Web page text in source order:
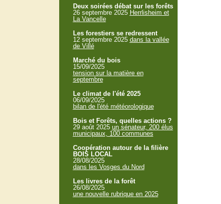
Deux soirées débat sur les forêts
26 septembre 2025 Herrlisheim et
La Vancelle
Les forestiers se redressent
12 septembre 2025 dans la vallée
de Villé
Marché du bois
15/09/2025
tension sur la matière en
septembre
Le climat de l'été 2025
06/09/2025
bilan de l'été météorologique
Bois et Forêts, quelles actions ?
29 août 2025 un sénateur, 200 élus
municipaux, 100 communes
Coopération autour de la filière
BOIS LOCAL
28/08/2025
dans les Vosges du Nord
Les livres de la forêt
26/08/2025
une nouvelle rubrique en 2025